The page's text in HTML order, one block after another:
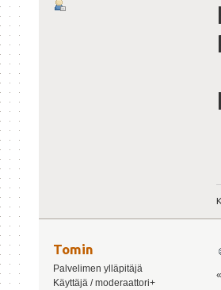
Tomin
Palvelimen ylläpitäjä
Käyttäjä / moderaattori+
«